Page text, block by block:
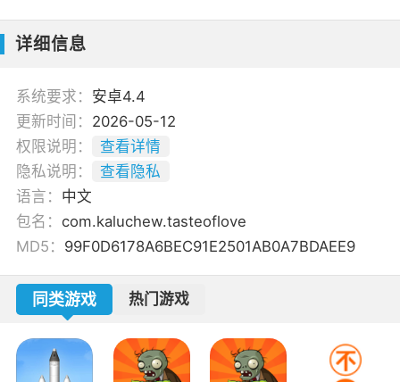
详细信息
系统要求： 安卓4.4
更新时间： 2026-05-12
权限说明：
查看详情
隐私说明：
查看隐私
语言： 中文
包名： com.kaluchew.tasteoflove
MD5： 99F0D6178A6BEC91E2501AB0A7BDAEE9
同类游戏 热门游戏